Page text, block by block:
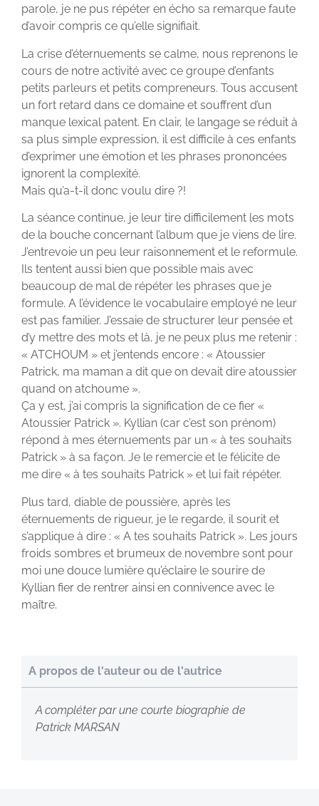
parole, je ne pus répéter en écho sa remarque faute
d’avoir compris ce qu’elle signifiait.
La crise d’éternuements se calme, nous reprenons le
cours de notre activité avec ce groupe d’enfants
petits parleurs et petits compreneurs. Tous accusent
un fort retard dans ce domaine et souffrent d’un
manque lexical patent. En clair, le langage se réduit à
sa plus simple expression, il est difficile à ces enfants
d’exprimer une émotion et les phrases prononcées
ignorent la complexité.
Mais qu’a-t-il donc voulu dire ?!
La séance continue, je leur tire difficilement les mots
de la bouche concernant l’album que je viens de lire.
J’entrevoie un peu leur raisonnement et le reformule.
Ils tentent aussi bien que possible mais avec
beaucoup de mal de répéter les phrases que je
formule. A l’évidence le vocabulaire employé ne leur
est pas familier. J’essaie de structurer leur pensée et
d’y mettre des mots et là, je ne peux plus me retenir :
« ATCHOUM » et j’entends encore : « Atoussier
Patrick, ma maman a dit que on devait dire atoussier
quand on atchoume ».
Ça y est, j’ai compris la signification de ce fier «
Atoussier Patrick ». Kyllian (car c’est son prénom)
répond à mes éternuements par un « à tes souhaits
Patrick » à sa façon. Je le remercie et le félicite de
me dire « à tes souhaits Patrick » et lui fait répéter.
Plus tard, diable de poussière, après les
éternuements de rigueur, je le regarde, il sourit et
s’applique à dire : « A tes souhaits Patrick ». Les jours
froids sombres et brumeux de novembre sont pour
moi une douce lumière qu’éclaire le sourire de
Kyllian fier de rentrer ainsi en connivence avec le
maître.
A propos de l'auteur ou de l'autrice
A compléter par une courte biographie de
Patrick MARSAN